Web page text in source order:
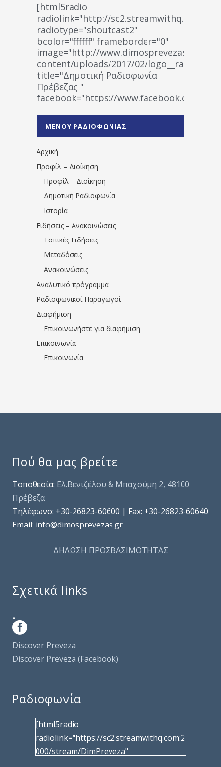
[html5radio
radiolink="http://
radiotype="shoutcast2"
bcolor="ffffff" frameborder="0"
image="http://www.dimosprevezas.gr/wp-
content/uploads/2017/02/
title="Δημοτική Ραδιοφωνία
Πρέβεζας "
facebook="https://www.facebook.com/
1531194763766854/" artist="" ]
ΜΕΝΟΥ ΡΑΔΙΟΦΩΝΙΑΣ
Αρχική
Προφίλ – Διοίκηση
Προφίλ – Διοίκηση
Δημοτική Ραδιοφωνία
Ιστορία
Ειδήσεις – Ανακοινώσεις
Τοπικές Ειδήσεις
Μεταδόσεις
Ανακοινώσεις
Αναλυτικό πρόγραμμα
Ραδιοφωνικοί Παραγωγοί
Διαφήμιση
Επικοινωνήστε για διαφήμιση
Επικοινωνία
Επικοινωνία
Πού θα μας βρείτε
Τοποθεσία: Ελ.Βενιζέλου & Μπαχούμη 2, 48100
Πρέβεζα
Τηλέφωνo: +30-26823-60600 | Fax: +30-26823-60640
Email: info@dimosprevezas.gr
ΔΗΛΩΣΗ ΠΡΟΣΒΑΣΙΜΟΤΗΤΑΣ
Σχετικά links
.
Discover Preveza
Discover Preveza (Facebook)
Ραδιοφωνία
[html5radio
radiolink="https://sc2.streamwithq.com:2
000/stream/DimPreveza"